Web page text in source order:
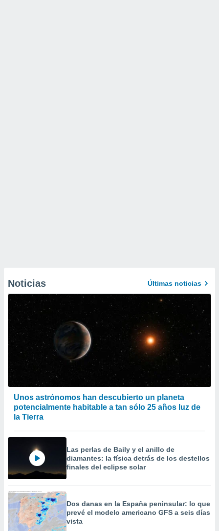
Noticias Últimas noticias
Unos astrónomos han descubierto un planeta
potencialmente habitable a tan sólo 25 años luz de
la Tierra
Las perlas de Baily y el anillo de
diamantes: la física detrás de los destellos
finales del eclipse solar
Dos danas en la España peninsular: lo que
prevé el modelo americano GFS a seis días
vista